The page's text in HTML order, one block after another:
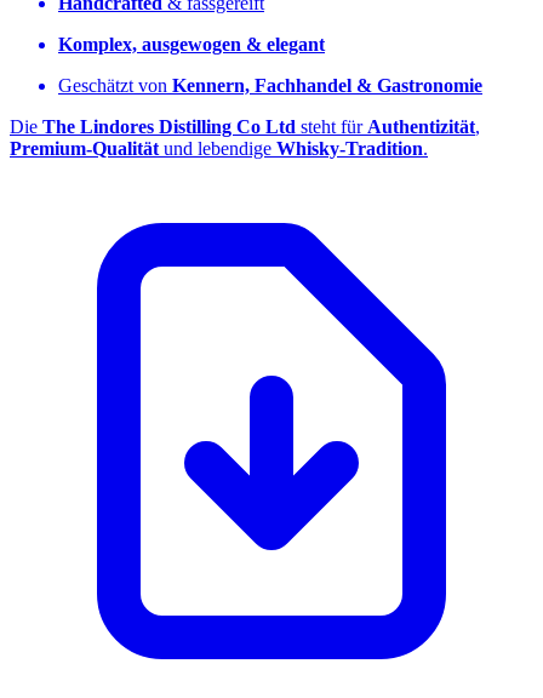
Komplex, ausgewogen & elegant
Geschätzt von Kennern, Fachhandel & Gastronomie
Die The Lindores Distilling Co Ltd steht fürAuthentizität,
Premium‑Qualitätund lebendige Whisky‑Tradition.